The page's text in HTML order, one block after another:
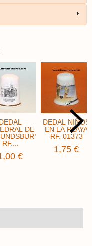
DEDAL
DE
RF....
€
DEDAL NIÑOS
EN LA PLAYA
RF. 01373
1,75 €